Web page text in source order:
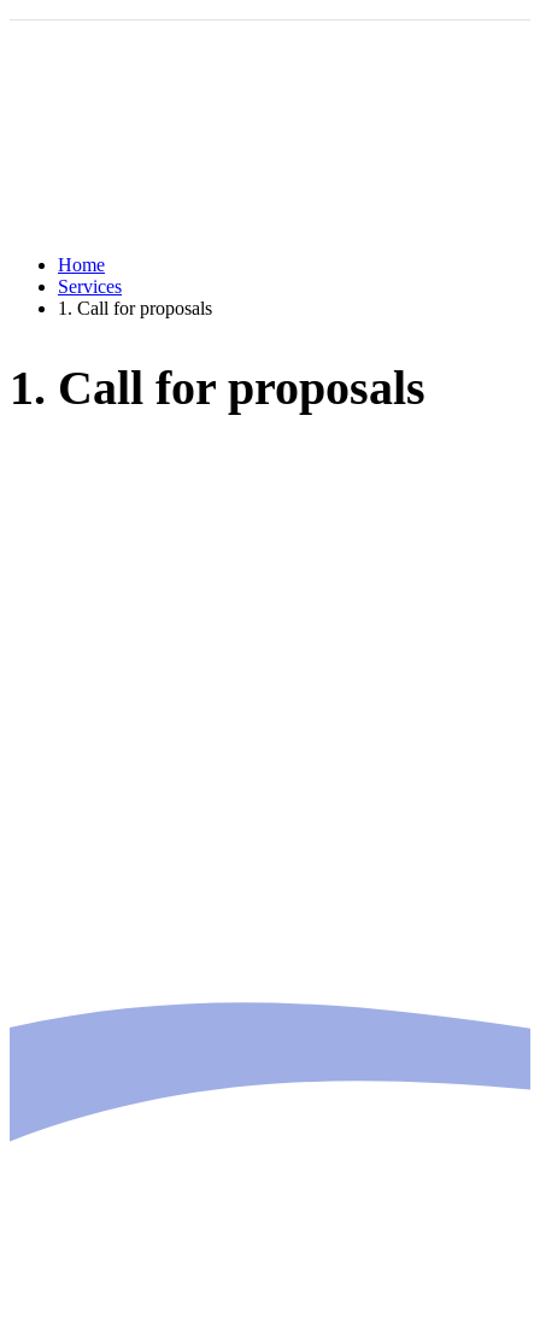
Home
Services
1. Call for proposals
1. Call for proposals